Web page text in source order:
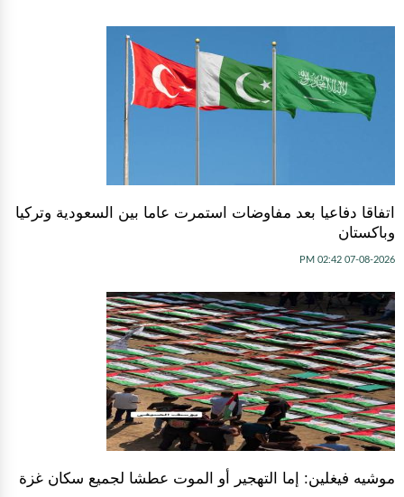
اتفاقا دفاعيا بعد مفاوضات استمرت عاما بين السعودية وتركيا
وباكستان
07-08-2026 02:42 PM
موشيه فيغلين: إما التهجير أو الموت عطشا لجميع سكان غزة